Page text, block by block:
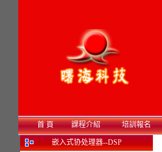
首 頁
課程介紹 培訓報名
嵌入式协处理器--DSP